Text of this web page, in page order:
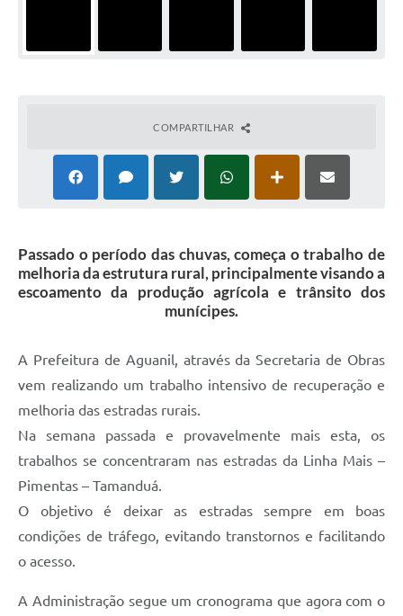
COMPARTILHAR
Passado o período das chuvas, começa o trabalho de
melhoria da estrutura rural, principalmente visando a
escoamento da produção agrícola e trânsito dos
munícipes.
A Prefeitura de Aguanil, através da Secretaria de Obras
vem realizando um trabalho intensivo de recuperação e
melhoria das estradas rurais.
Na semana passada e provavelmente mais esta, os
trabalhos se concentraram nas estradas da Linha Mais –
Pimentas – Tamanduá.
O objetivo é deixar as estradas sempre em boas
condições de tráfego, evitando transtornos e facilitando
o acesso.
A Administração segue um cronograma que agora com o